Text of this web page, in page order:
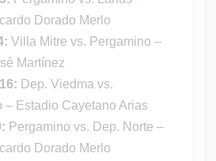
Dorado Merlo
Villa Mitre vs. Pergamino –
Martínez
Dep. Viedma vs.
– Estadio Cayetano Arias
Pergamino vs. Dep. Norte –
Dorado Merlo